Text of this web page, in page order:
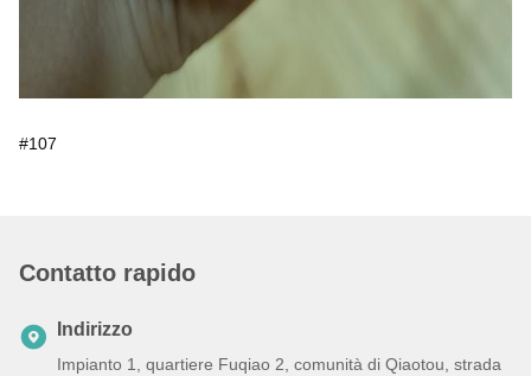
#107
Contatto rapido
Indirizzo
Impianto 1, quartiere Fuqiao 2, comunità di Qiaotou, strada